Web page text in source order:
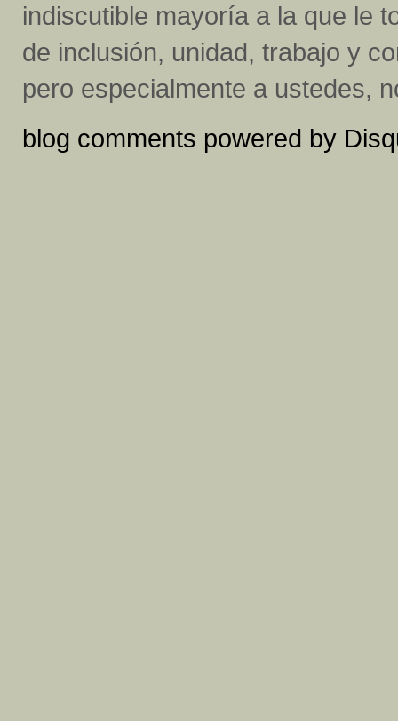
indiscutible mayoría a la que le
de inclusión, unidad, trabajo y
pero especialmente a ustedes,
blog comments powered by